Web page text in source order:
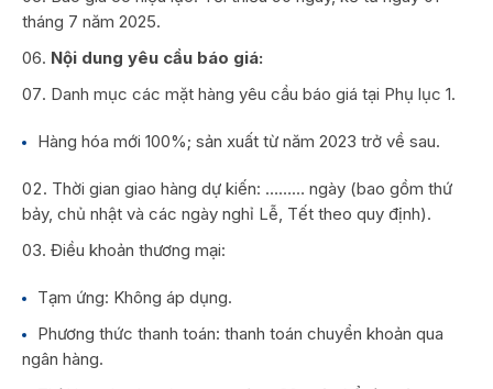
tháng 7 năm 2025.
Nội dung yêu cầu báo giá:
Danh mục các mặt hàng yêu cầu báo giá tại Phụ lục 1.
Hàng hóa mới 100%; sản xuất từ năm 2023 trở về sau.
Thời gian giao hàng dự kiến: ……… ngày (bao gồm thứ
bảy, chủ nhật và các ngày nghỉ Lễ, Tết theo quy định).
Điều khoản thương mại:
Tạm ứng: Không áp dụng.
Phương thức thanh toán: thanh toán chuyển khoản qua
ngân hàng.